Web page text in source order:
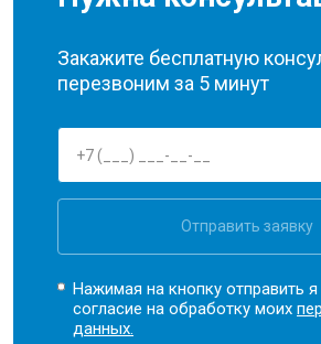
Закажите бесплатную
перезвоним за 5 минут
Отправить заявку
Нажимая на кнопку отправить
согласие на обработку моих
данных.